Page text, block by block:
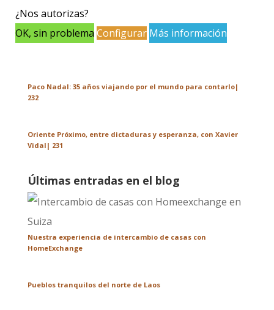
Últimos podcasts de viajes
Paco Nadal: 35 años viajando por el mundo para contarlo|
232
Oriente Próximo, entre dictaduras y esperanza, con Xavier
Vidal| 231
Últimas entradas en el blog
Nuestra experiencia de intercambio de casas con
HomeExchange
Pueblos tranquilos del norte de Laos
¿Nos autorizas?
OK, sin problema Configurar Más información